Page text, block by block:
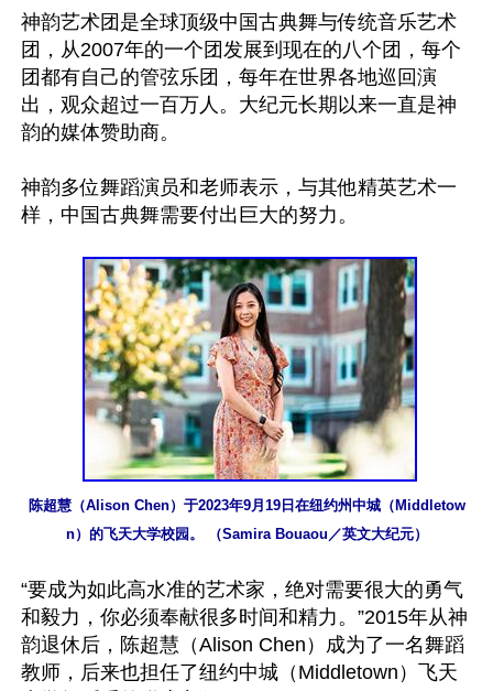
神韵艺术团是全球顶级中国古典舞与传统音乐艺术
团，从2007年的一个团发展到现在的八个团，每个
团都有自己的管弦乐团，每年在世界各地巡回演
出，观众超过一百万人。大纪元长期以来一直是神
韵的媒体赞助商。
神韵多位舞蹈演员和老师表示，与其他精英艺术一
样，中国古典舞需要付出巨大的努力。
陈超慧（Alison Chen）于2023年9月19日在纽约州中城（Middletow
n）的飞天大学校园。 （Samira Bouaou／英文大纪元）
“要成为如此高水准的艺术家，绝对需要很大的勇气
和毅力，你必须奉献很多时间和精力。”2015年从神
韵退休后，陈超慧（Alison Chen）成为了一名舞蹈
教师，后来也担任了纽约中城（Middletown）飞天